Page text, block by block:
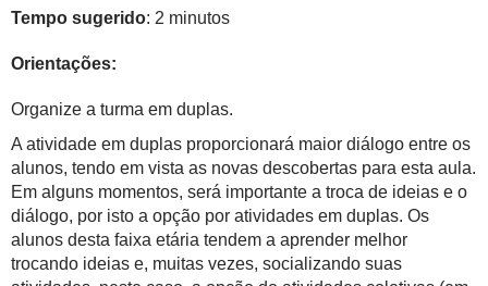
Tempo sugerido: 2 minutos
Orientações:
Organize a turma em duplas.
A atividade em duplas proporcionará maior diálogo entre os
alunos, tendo em vista as novas descobertas para esta aula.
Em alguns momentos, será importante a troca de ideias e o
diálogo, por isto a opção por atividades em duplas. Os
alunos desta faixa etária tendem a aprender melhor
trocando ideias e, muitas vezes, socializando suas